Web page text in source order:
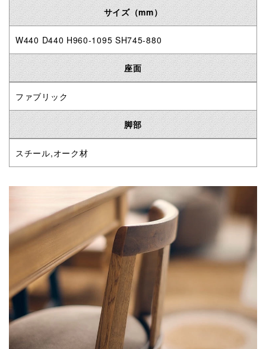
サイズ（mm）
W440 D440 H960-1095 SH745-880
座面
ファブリック
脚部
スチール,オーク材